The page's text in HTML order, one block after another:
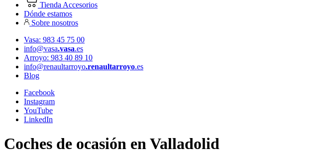
Tienda Accesorios
Dónde estamos
Sobre nosotros
Vasa: 983 45 75 00
info@vasa.vasa.es
Arroyo: 983 40 89 10
info@renaultarroyo.renaultarroyo.es
Blog
Facebook
Instagram
YouTube
LinkedIn
Coches de ocasión en Valladolid